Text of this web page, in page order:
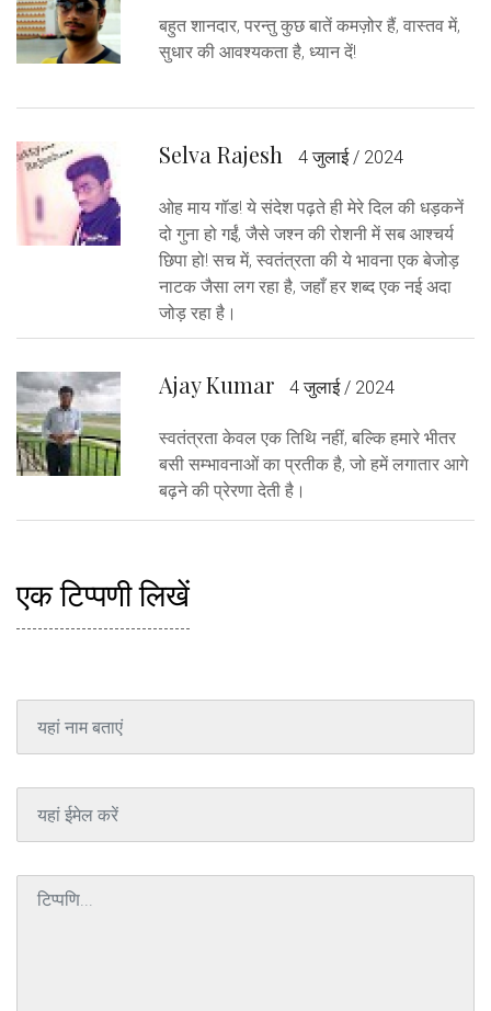
बहुत शानदार, परन्तु कुछ बातें कमज़ोर हैं, वास्तव में,
सुधार की आवश्यकता है, ध्यान दें!
Selva Rajesh 4 जुलाई / 2024
ओह माय गॉड! ये संदेश पढ़ते ही मेरे दिल की धड़कनें
दो गुना हो गईं, जैसे जश्न की रोशनी में सब आश्चर्य
छिपा हो! सच में, स्वतंत्रता की ये भावना एक बेजोड़
नाटक जैसा लग रहा है, जहाँ हर शब्द एक नई अदा
जोड़ रहा है।
Ajay Kumar 4 जुलाई / 2024
स्वतंत्रता केवल एक तिथि नहीं, बल्कि हमारे भीतर
बसी सम्भावनाओं का प्रतीक है, जो हमें लगातार आगे
बढ़ने की प्रेरणा देती है।
एक टिप्पणी लिखें